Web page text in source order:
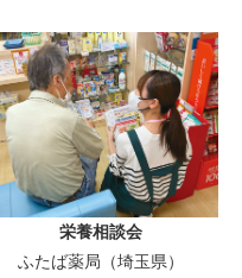
栄養相談会
ふたば薬局（埼玉県）